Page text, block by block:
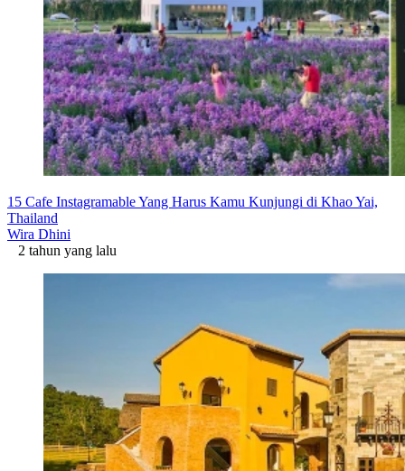
15 Cafe Instagramable Yang Harus Kamu Kunjungi di Khao Yai,
Thailand
Wira Dhini
2 tahun yang lalu